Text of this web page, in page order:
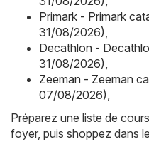
Primark - Primark
31/08/2026),
Decathlon -
31/08/2026),
Zeeman - Zeeman
07/08/2026),
Préparez une liste de
foyer, puis shoppez dans